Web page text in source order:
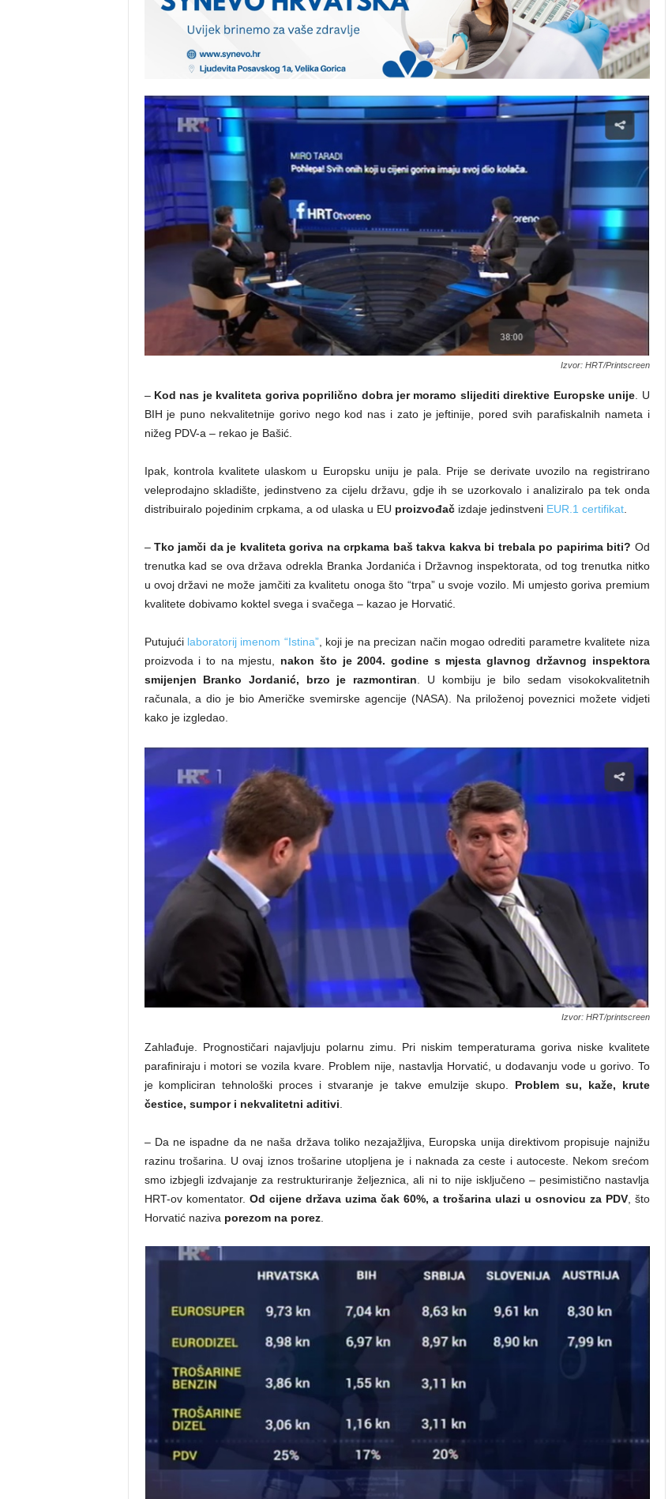
Izvor: HRT/Printscreen
– Kod nas je kvaliteta goriva poprilično dobra jer moramo slijediti direktive Europske unije . U
BIH je puno nekvalitetnije gorivo nego kod nas i zato je jeftinije, pored svih parafiskalnih nameta i
nižeg PDV-a – rekao je Bašić.
Ipak, kontrola kvalitete ulaskom u Europsku uniju je pala. Prije se derivate uvozilo na registrirano
veleprodajno skladište, jedinstveno za cijelu državu, gdje ih se uzorkovalo i analiziralo pa tek onda
distribuiralo pojedinim crpkama, a od ulaska u EU proizvođačizdaje jedinstveni EUR.1 certifikat.
– Tko jamči da je kvaliteta goriva na crpkama baš takva kakva bi trebala po papirima biti? Od
trenutka kad se ova država odrekla Branka Jordanića i Državnog inspektorata, od tog trenutka nitko
u ovoj državi ne može jamčiti za kvalitetu onoga što “trpa” u svoje vozilo. Mi umjesto goriva premium
kvalitete dobivamo koktel svega i svačega – kazao je Horvatić.
Putujući laboratorij imenom “Istina”, koji je na precizan način mogao odrediti parametre kvalitete niza
proizvoda i to na mjestu, nakon što je 2004. godine s mjesta glavnog državnog inspektora
smijenjen Branko Jordanić, brzo je razmontiran . U kombiju je bilo sedam visokokvalitetnih
računala, a dio je bio Američke svemirske agencije (NASA). Na priloženoj poveznici možete vidjeti
kako je izgledao.
Izvor: HRT/printscreen
Zahlađuje. Prognostičari najavljuju polarnu zimu. Pri niskim temperaturama goriva niske kvalitete
parafiniraju i motori se vozila kvare. Problem nije, nastavlja Horvatić, u dodavanju vode u gorivo. To
je kompliciran tehnološki proces i stvaranje je takve emulzije skupo. Problem su, kaže, krute
čestice, sumpor i nekvalitetni aditivi
– Da ne ispadne da ne naša država toliko nezajažljiva, Europska unija direktivom propisuje najnižu
razinu trošarina. U ovaj iznos trošarine utopljena je i naknada za ceste i autoceste. Nekom srećom
smo izbjegli izdvajanje za restrukturiranje željeznica, ali ni to nije isključeno – pesimistično nastavlja
HRT-ov komentator. Od cijene država uzima čak 60%, a trošarina ulazi u osnovicu za PDV, što
Horvatić naziva porezom na porez.